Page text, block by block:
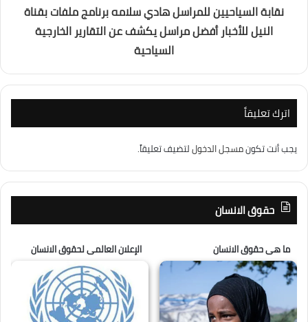
نقابة السياحيين للمراسل هادي سلامه برنامج ملفات بقناة
النيل للأخبار أفضل مراسل يكشف عن التقارير الخارجية
السياحية
اترك تعليقاً
يجب أنت تكونمسجل الدخوللتضيف تعليقاً.
حقوق الانسان
ما هى حقوق الانسان الإعلان العالمى لحقوق الانسان